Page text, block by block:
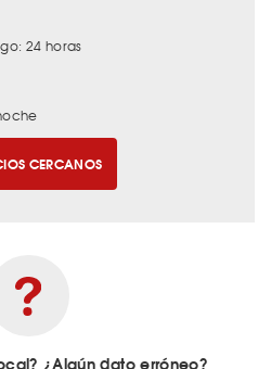
24 horas
CERCANOS
¿Algún dato erróneo?